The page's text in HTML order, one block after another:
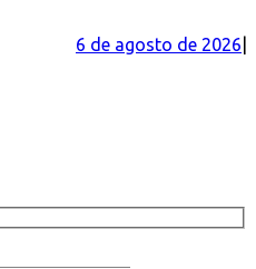
6 de agosto de 2026